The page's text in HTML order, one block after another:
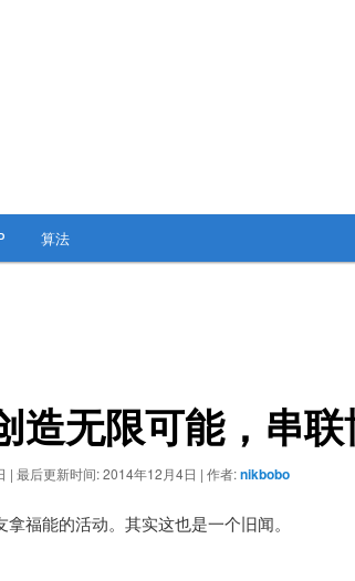
算法
造无限可能，串联
|最后更新时间:2014年12月4日 |作者:nikbobo
福能的活动。其实这也是一个旧闻。